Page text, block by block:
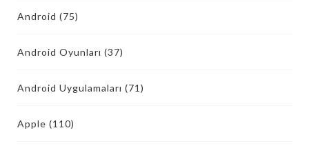
Android (75)
Android Oyunları (37)
Android Uygulamaları (71)
Apple (110)